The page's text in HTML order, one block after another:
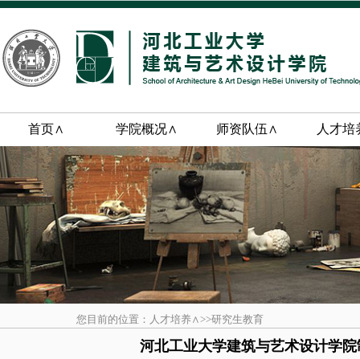
首页∧ 学院概况∧ 师资队伍∧ 人才
您目前的位置：人才培养∧>>研究生教育
河北工业大学建筑与艺术设计学